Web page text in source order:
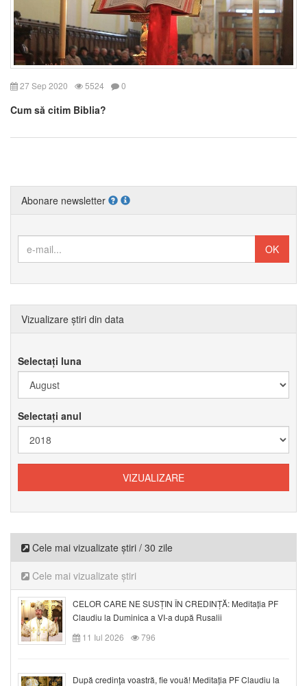
27 Sep 2020 5524 0
Cum să citim Biblia?
Abonare newsletter
Vizualizare știri din data
Selectați luna
Selectați anul
Cele mai vizualizate știri / 30 zile
Cele mai vizualizate știri
CELOR CARE NE SUSȚIN ÎN CREDINȚĂ: Meditația PF
Claudiu la Duminica a VI-a după Rusalii
11 Iul 2026
796
După credinţa voastră, fie vouă! Meditația PF Claudiu la